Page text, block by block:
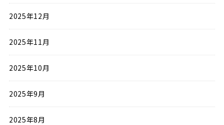
2025年12月
2025年11月
2025年10月
2025年9月
2025年8月